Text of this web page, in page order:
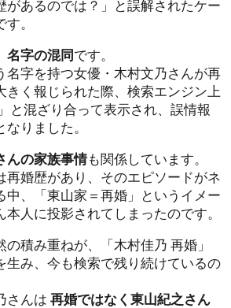
があるのでは？」と誤解されたケー
。
名字の混同 です。
名字を持つ女優・木村文乃さんが再
きく報じられた際、検索エンジン上
と混ざり合って表示され、誤情報
りました。
んの家族事情も関係しています。
再婚歴があり、そのエピソードがネ
中、「東山家＝再婚」というイメー
本人に投影されてしまったのです。
の積み重ねが、「木村佳乃 再婚」
生み、今も検索で残り続けているの
さんは 再婚ではなく東山紀之さん